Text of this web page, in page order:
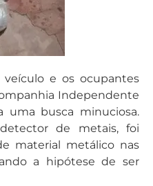
veículo e os ocupantes
Independente
uma busca minuciosa.
de metais, foi
material metálico nas
a hipótese de ser